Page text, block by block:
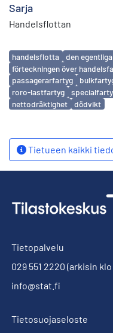
Sarja
Handelsflottan
Avainsanat
handelsflotta
den
förteckningen över
passagerarfartyg
roro-lastfartyg
nettodräktighet
dödvikt
Tietueen kaikki
Tietopalvelu
029 551 2220 (arkisin klo
info@stat.fi
Tietosuojaseloste